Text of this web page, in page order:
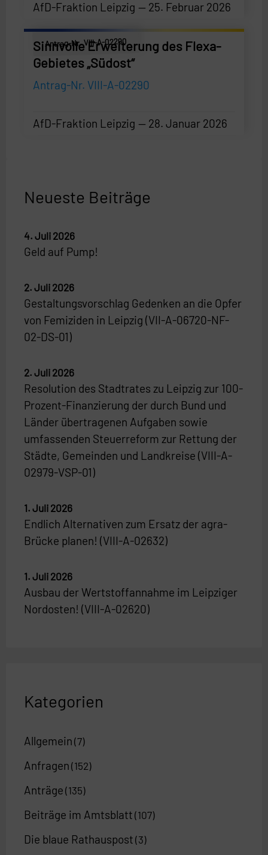
AfD-Fraktion Leipzig 25. Februar 2026
AfD-Fraktion Leipzig — 25. Februar 2026
Antrag-Nr. VIII-A-02290
Sinnvolle Erweiterung des Flexa-
Gebietes „Südost“
Antrag-Nr. VIII-A-02290
AfD-Fraktion Leipzig 28. Januar 2026
AfD-Fraktion Leipzig — 28. Januar 2026
Neueste Beiträge
Geld auf Pump!
4. Juli 2026
Gestaltungsvorschlag Gedenken an die Opfer
von Femiziden in Leipzig (VII-A-06720-NF-
02-DS-01)
2. Juli 2026
Resolution des Stadtrates zu Leipzig zur 100-
Prozent-Finanzierung der durch Bund und
Länder übertragenen Aufgaben sowie
umfassenden Steuerreform zur Rettung der
Städte, Gemeinden und Landkreise (VIII-A-
02979-VSP-01)
2. Juli 2026
Endlich Alternativen zum Ersatz der agra-
Brücke planen! (VIII-A-02632)
1. Juli 2026
Ausbau der Wertstoffannahme im Leipziger
Nordosten! (VIII-A-02620)
1. Juli 2026
Kategorien
Allgemein (7)
Anfragen (152)
Anträge (135)
Beiträge im Amtsblatt (107)
Die blaue Rathauspost (3)